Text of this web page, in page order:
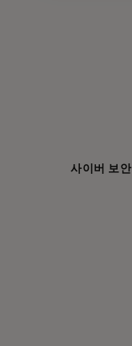
사이버 보안